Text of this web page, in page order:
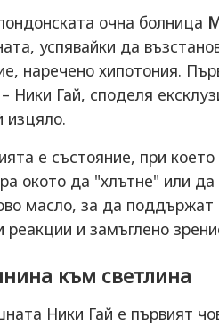
очна болница
успявайки да
наречено хипотония.
Ники Гай, споделя
изцяло.
е състояние, при
окото да "хлътне" или
масло, за да
реакции и замъглено
към светлина
Ники Гай е първият